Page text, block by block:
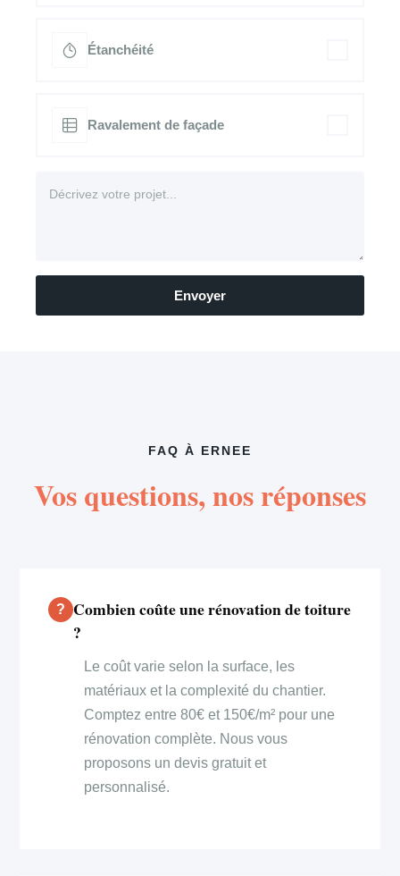
Étanchéité
Ravalement de façade
Envoyer
FAQ À ERNEE
Vos questions, nos réponses
Combien coûte une rénovation de toiture
?
Le coût varie selon la surface, les
matériaux et la complexité du chantier.
Comptez entre 80€ et 150€/m² pour une
rénovation complète. Nous vous
proposons un devis gratuit et
personnalisé.